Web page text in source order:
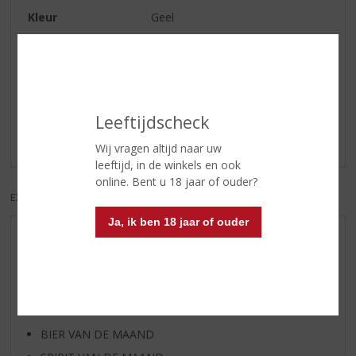
Leeftijdscheck
Wij vragen altijd naar uw
leeftijd, in de winkels en ook
online. Bent u 18 jaar of ouder?
Ja, ik ben 18 jaar of ouder
Kleur
Geel
Schrijf een review
Er zijn nog geen reviews geplaatst voor dit product
EXCL. BTW
AANBIEDINGEN
BIER VAN DE MAAND